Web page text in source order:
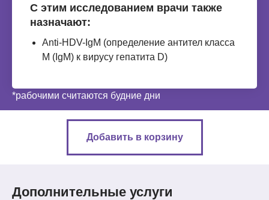
С этим исследованием врачи также
назначают:
Anti-HDV-IgМ (определение антител класса
М (IgМ) к вирусу гепатита D)
*рабочими считаются будние дни
Добавить в корзину
Дополнительные услуги